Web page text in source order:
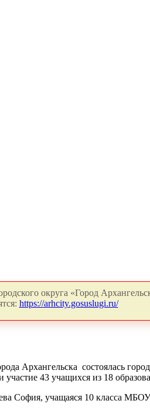
округа «Город
https://arhcity.gosuslugi.ru/
Архангельска состоялась
участие 43 учащихся из 18
София, учащаяся 10 класса